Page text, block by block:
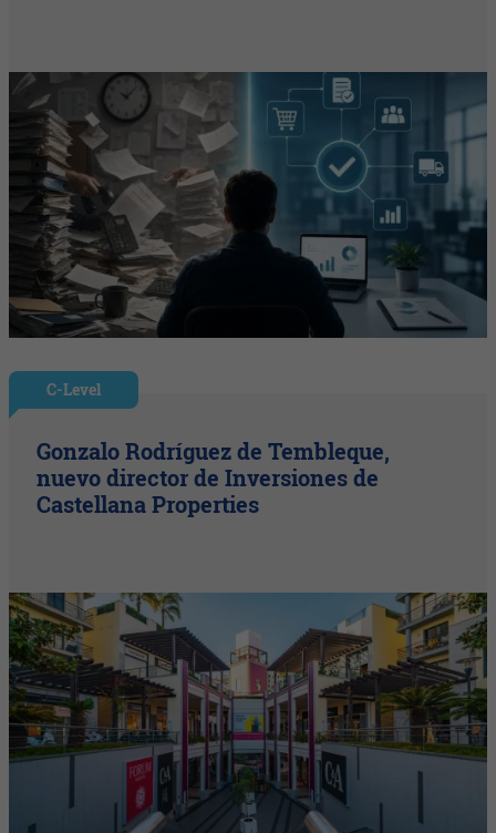
C-Level
Gonzalo Rodríguez de Tembleque,
nuevo director de Inversiones de
Castellana Properties